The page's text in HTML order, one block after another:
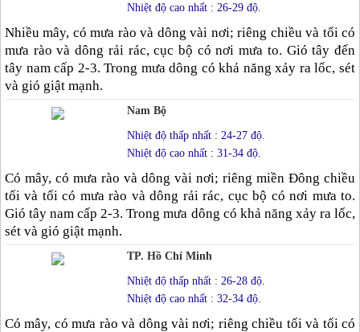
Nhiệt độ cao nhất : 26-29 độ.
Nhiều mây, có mưa rào và dông vài nơi; riêng chiều và tối có
mưa rào và dông rải rác, cục bộ có nơi mưa to. Gió tây đến
tây nam cấp 2-3. Trong mưa dông có khả năng xảy ra lốc, sét
và gió giật mạnh.
Nam Bộ
Nhiệt độ thấp nhất : 24-27 độ.
Nhiệt độ cao nhất : 31-34 độ.
Có mây, có mưa rào và dông vài nơi; riêng miền Đông chiều
tối và tối có mưa rào và dông rải rác, cục bộ có nơi mưa to.
Gió tây nam cấp 2-3. Trong mưa dông có khả năng xảy ra lốc,
sét và gió giật mạnh.
TP. Hồ Chí Minh
Nhiệt độ thấp nhất : 26-28 độ.
Nhiệt độ cao nhất : 32-34 độ.
Có mây, có mưa rào và dông vài nơi; riêng chiều tối và tối có